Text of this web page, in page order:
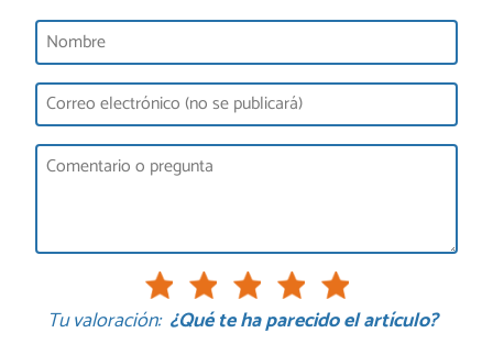
Tu valoración: ¿Qué te ha parecido el artículo?